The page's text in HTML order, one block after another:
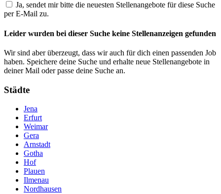
Ja, sendet mir bitte die neuesten Stellenangebote für diese Suche
per E-Mail zu.
Leider wurden bei dieser Suche keine Stellenanzeigen gefunden
Wir sind aber überzeugt, dass wir auch für dich einen passenden Job
haben. Speichere deine Suche und erhalte neue Stellenangebote in
deiner Mail oder passe deine Suche an.
Städte
Jena
Erfurt
Weimar
Gera
Arnstadt
Gotha
Hof
Plauen
Ilmenau
Nordhausen